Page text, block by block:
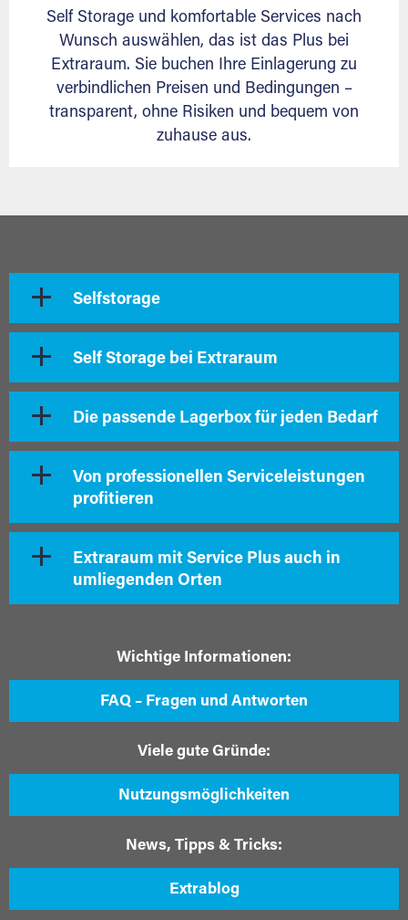
Self Storage und komfortable Services nach
Wunsch auswählen, das ist das Plus bei
Extraraum. Sie buchen Ihre Einlagerung zu
verbindlichen Preisen und Bedingungen –
transparent, ohne Risiken und bequem von
zuhause aus.
Selfstorage
Self Storage bei Extraraum
Die passende Lagerbox für jeden Bedarf
Von professionellen Serviceleistungen
profitieren
Extraraum mit Service Plus auch in
umliegenden Orten
Wichtige Informationen:
FAQ – Fragen und Antworten
Viele gute Gründe:
Nutzungsmöglichkeiten
News, Tipps & Tricks:
Extrablog